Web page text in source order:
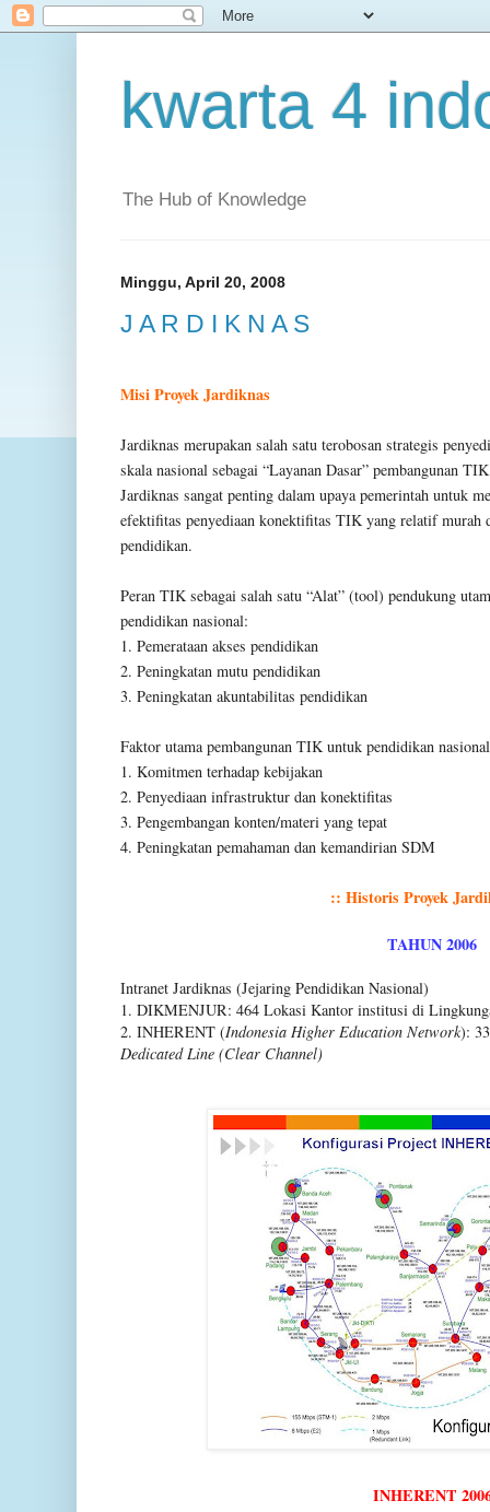
kwarta 4
The Hub of Knowledge
Minggu, April 20, 2008
J A R D I K N A S
Misi Proyek Jardiknas
Jardiknas merupakan salah satu terobosan strategis
skala nasional sebagai “Layanan Dasar” pembangunan
Jardiknas sangat penting dalam upaya pemerintah untuk
efektifitas penyediaan konektifitas TIK yang relatif murah
pendidikan.
Peran TIK sebagai salah satu “Alat” (tool) pendukung
pendidikan nasional:
1. Pemerataan akses pendidikan
2. Peningkatan mutu pendidikan
3. Peningkatan akuntabilitas pendidikan
Faktor utama pembangunan TIK untuk pendidikan
1. Komitmen terhadap kebijakan
2. Penyediaan infrastruktur dan konektifitas
3. Pengembangan konten/materi yang tepat
4. Peningkatan pemahaman dan kemandirian SDM
:: Historis Proyek
TAHUN 2006
Intranet Jardiknas (Jejaring Pendidikan Nasional)
1. DIKMENJUR: 464 Lokasi Kantor institusi di
2. INHERENT (Indonesia Higher Education Network):
Dedicated Line (Clear Channel)
INHERENT